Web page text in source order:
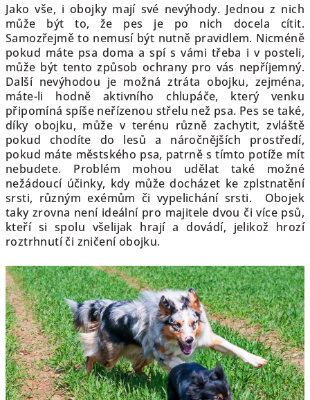
Jako vše, i obojky mají své nevýhody. Jednou z nich
může být to, že pes je po nich docela cítit.
Samozřejmě to nemusí být nutně pravidlem. Nicméně
pokud máte psa doma a spí s vámi třeba i v posteli,
může být tento způsob ochrany pro vás nepříjemný.
Další nevýhodou je možná ztráta obojku, zejména,
máte-li hodně aktivního chlupáče, který venku
připomíná spíše neřízenou střelu než psa. Pes se také,
díky obojku, může v terénu různě zachytit, zvláště
pokud chodíte do lesů a náročnějších prostředí,
pokud máte městského psa, patrně s tímto potíže mít
nebudete. Problém mohou udělat také možné
nežádoucí účinky, kdy může docházet ke zplstnatění
srsti, různým exémům či vypelichání srsti. Obojek
taky zrovna není ideální pro majitele dvou či více psů,
kteří si spolu všelijak hrají a dovádí, jelikož hrozí
roztrhnutí či zničení obojku.